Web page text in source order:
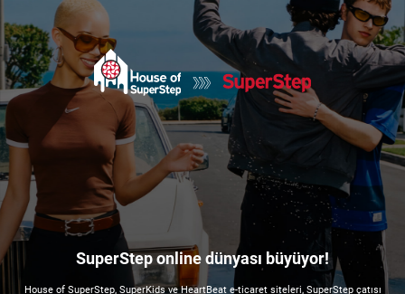
SuperStep online dünyası büyüyor!
House of SuperStep, SuperKids ve HeartBeat e-ticaret siteleri, SuperStep çatısı